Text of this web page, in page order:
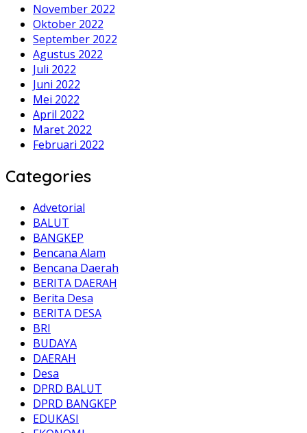
November 2022
Oktober 2022
September 2022
Agustus 2022
Juli 2022
Juni 2022
Mei 2022
April 2022
Maret 2022
Februari 2022
Categories
Advetorial
BALUT
BANGKEP
Bencana Alam
Bencana Daerah
BERITA DAERAH
Berita Desa
BERITA DESA
BRI
BUDAYA
DAERAH
Desa
DPRD BALUT
DPRD BANGKEP
EDUKASI